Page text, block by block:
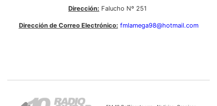
Dirección: Falucho Nº 251
Dirección de Correo Electrónico: fmlamega98@hotmail.com